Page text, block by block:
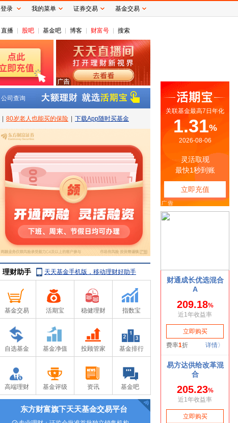
直播 股吧 基金吧 博客 财富号 搜索
公司查询
80岁老人也能买的保险 下载App随时买基金
理财助手 天天基金手机版，移动理财好助手
基金交易 活期宝 稳健理财 指数宝
自选基金 基金净值 投顾管家 基金排行
高端理财 基金评级 资讯 基金吧
登录 我的菜单 证券交易 基金交易